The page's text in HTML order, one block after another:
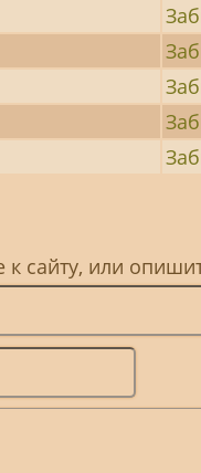
сайту, или